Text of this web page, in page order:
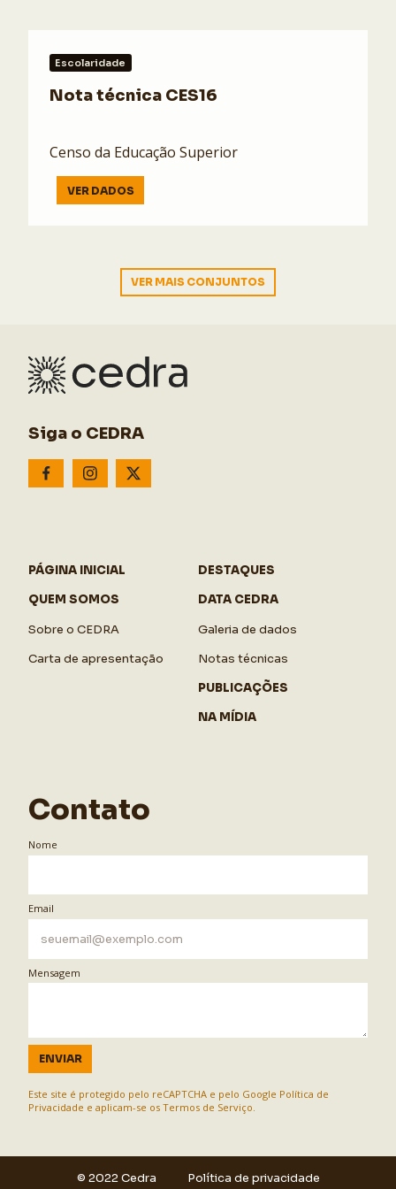
Escolaridade
Nota técnica CES16
Censo da Educação Superior
VER DADOS
VER MAIS CONJUNTOS
Siga o CEDRA
PÁGINA INICIAL
QUEM SOMOS
Sobre o CEDRA
Carta de apresentação
DESTAQUES
DATA CEDRA
Galeria de dados
Notas técnicas
PUBLICAÇÕES
NA MÍDIA
Contato
Nome
Email
Mensagem
ENVIAR
Este site é protegido pelo reCAPTCHA e pelo Google Política de
Privacidade e aplicam-se os Termos de Serviço
© 2022 Cedra Política de privacidade